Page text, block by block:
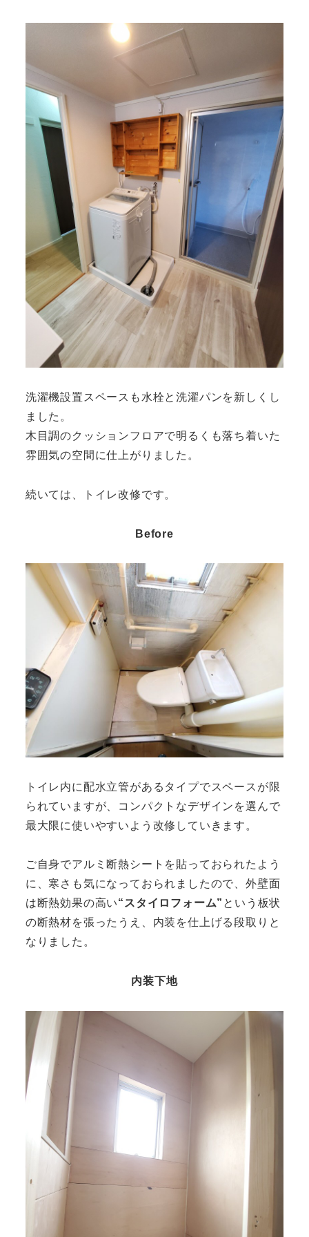
洗濯機設置スペースも水栓と洗濯パンを新しくし
ました。
木目調のクッションフロアで明るくも落ち着いた
雰囲気の空間に仕上がりました。
続いては、トイレ改修です。
Before
トイレ内に配水立管があるタイプでスペースが限
られていますが、コンパクトなデザインを選んで
最大限に使いやすいよう改修していきます。
ご自身でアルミ断熱シートを貼っておられたよう
に、寒さも気になっておられましたので、外壁面
は断熱効果の高い“スタイロフォーム” という板状
の断熱材を張ったうえ、内装を仕上げる段取りと
なりました。
内装下地